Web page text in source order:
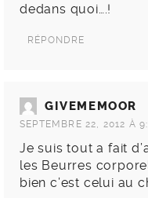
dedans quoi….!
RÉPONDRE
GIVEMEMOOR
SEPTEMBRE 22, 2012 À
Je suis tout a fait
les Beurres
bien c’est celui au